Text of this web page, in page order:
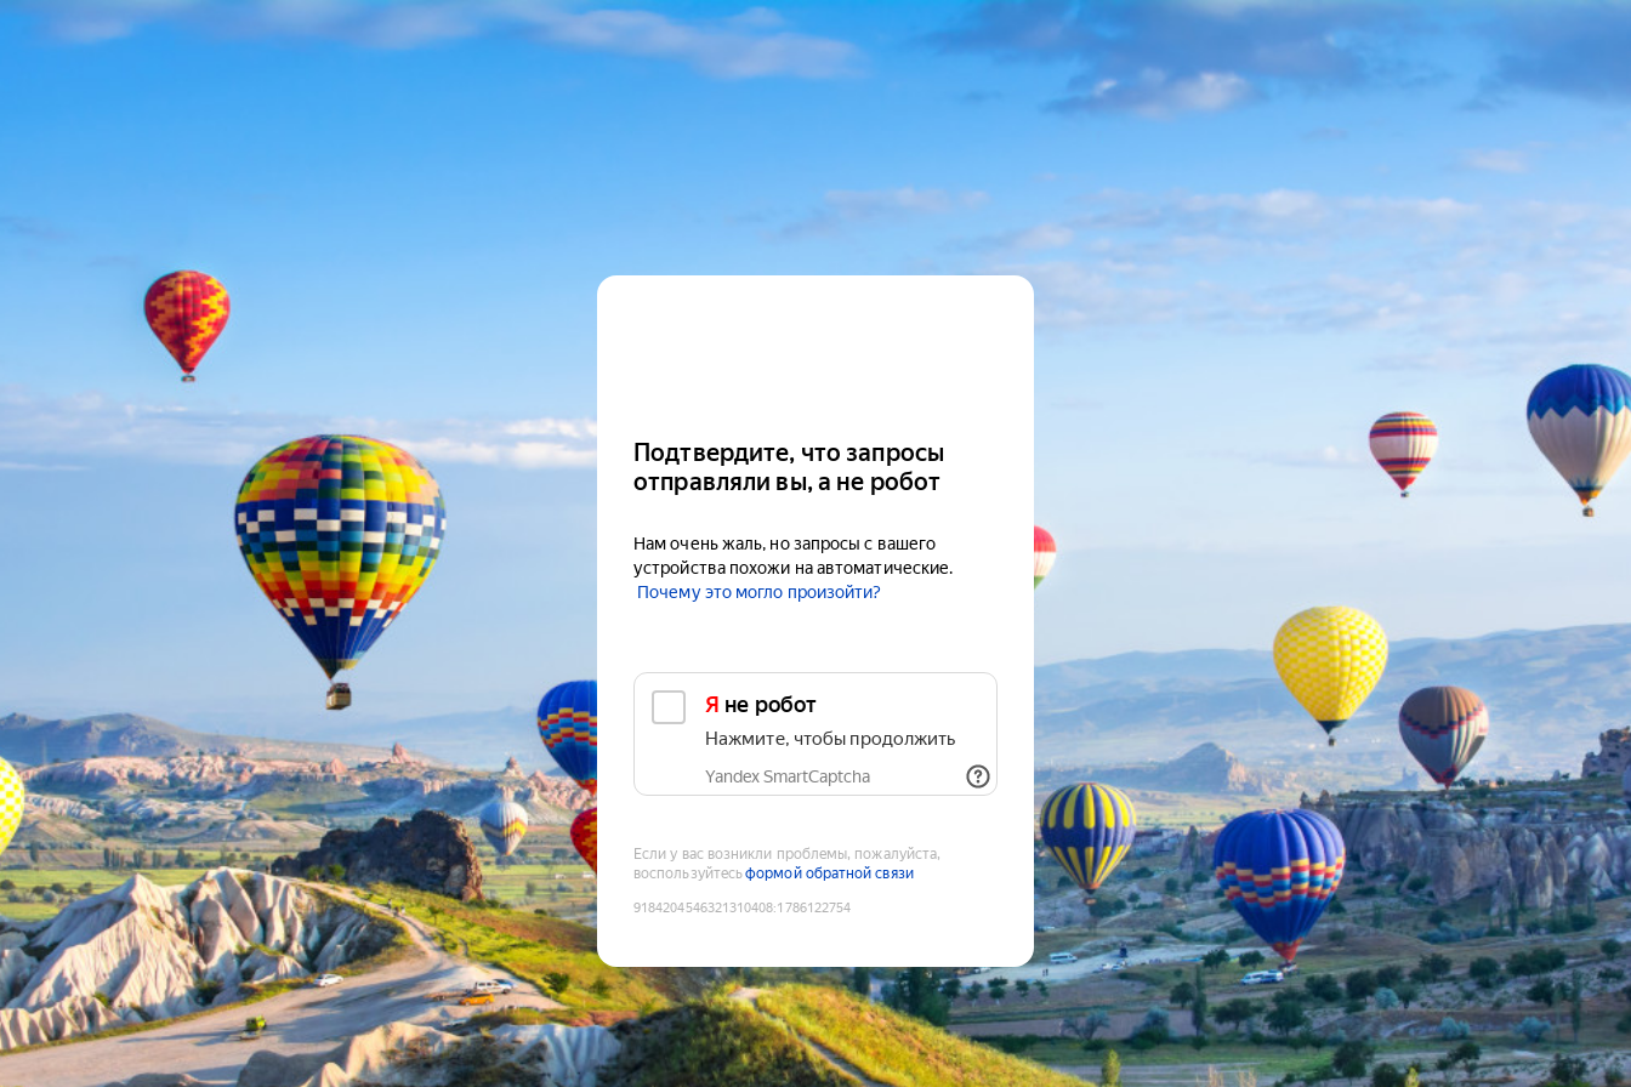
Подтвердите, что запросы
отправляли вы, а не робот
Нам очень жаль, но запросы с вашего
устройства похожи на автоматические.
Почему это могло произойти?
Я не робот
Нажмите, чтобы продолжить
Yandex SmartCaptcha
Если у вас возникли проблемы, пожалуйста,
воспользуйтесьформой обратной связи
9184204546321310408:1786122754